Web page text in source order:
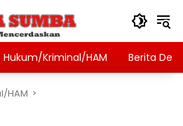
Hukum/Kriminal/HAM Berita Desa
HAM